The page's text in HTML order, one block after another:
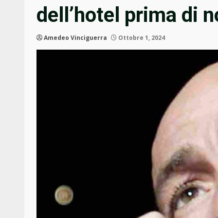
dell’hotel prima di
Amedeo Vinciguerra Ottobre 1, 2024